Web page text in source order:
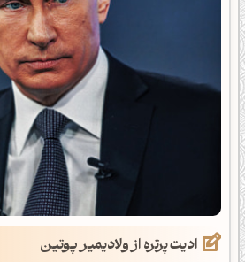
ادیت پرتره از ولادیمیر پوتین